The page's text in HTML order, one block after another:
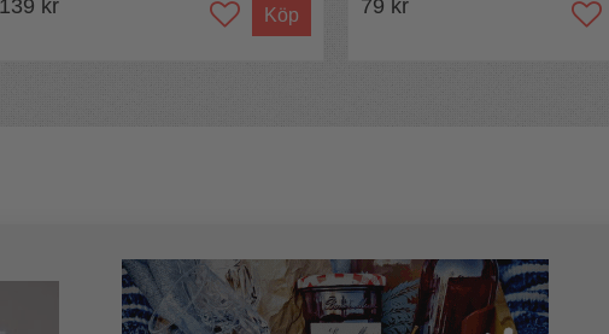
139 kr Köp 79 kr